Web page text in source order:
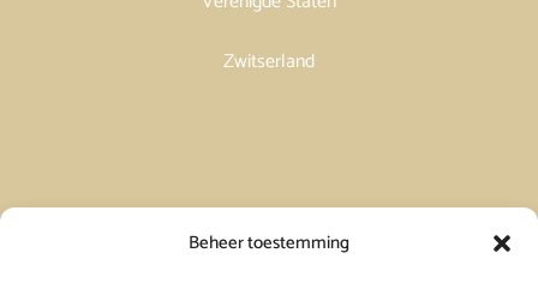
Beheer toestemming
Zwitserland